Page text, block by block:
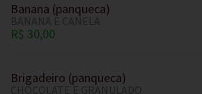
Banana (panqueca)
R$ 30,00
Brigadeiro (panqueca)